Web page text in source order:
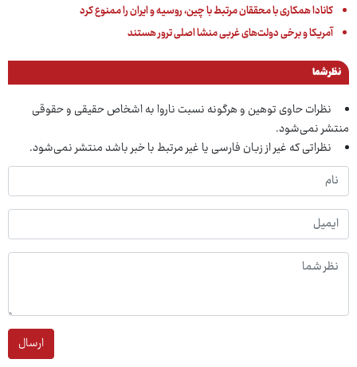
کانادا همکاری با محققان مرتبط با چین، روسیه و ایران را ممنوع کرد
آمریکا و برخی دولت‌های غربی منشا اصلی ترور هستند
نظر شما
نظرات حاوی توهین و هرگونه نسبت ناروا به اشخاص حقیقی و حقوقی
منتشر نمی‌شود.
نظراتی که غیر از زبان فارسی یا غیر مرتبط با خبر باشد منتشر نمی‌شود.
ارسال